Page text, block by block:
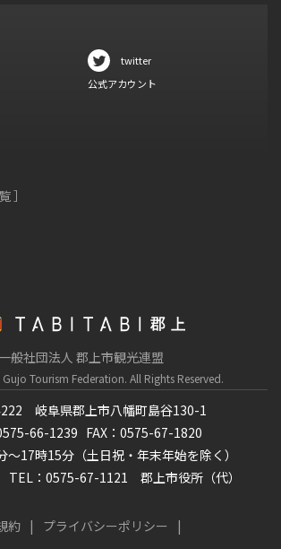
twitter
公式アカウント
］
一般社団法人 郡上市観光連盟
Tourism Federation. All Rights Reserved.
岐阜県郡上市八幡町島谷130-1
66-1239 FAX：0575-67-1820
～17時15分（土日祝・年末年始を除く）
：0575-67-1121 郡上市役所（代）
約
プライバシーポリシー